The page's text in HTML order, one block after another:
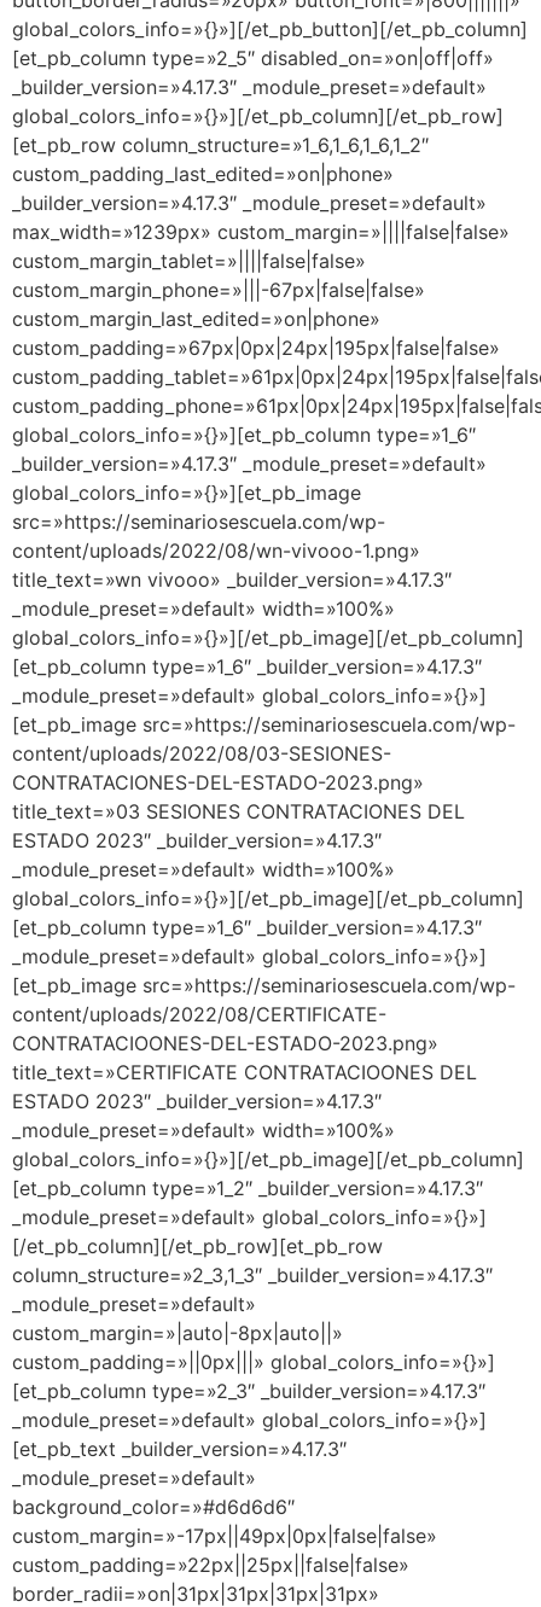
global_colors_info=»{}»][/et_pb_button][/et_pb_column]
[et_pb_column type=»2_5″ disabled_on=»on|off|off»
_builder_version=»4.17.3″ _module_preset=»default»
global_colors_info=»{}»][/et_pb_column][/et_pb_row]
[et_pb_row column_structure=»1_6,1_6,1_6,1_2″
custom_padding_last_edited=»on|phone»
_builder_version=»4.17.3″ _module_preset=»default»
max_width=»1239px» custom_margin=»||||false|false»
custom_margin_tablet=»||||false|false»
custom_margin_phone=»|||-67px|false|false»
custom_margin_last_edited=»on|phone»
custom_padding=»67px|0px|24px|195px|false|false»
global_colors_info=»{}»][et_pb_column type=»1_6″
_builder_version=»4.17.3″ _module_preset=»default»
global_colors_info=»{}»][et_pb_image
src=»https://seminariosescuela.com/wp-
content/uploads/2022/08/wn-vivooo-1.png»
title_text=»wn vivooo» _builder_version=»4.17.3″
_module_preset=»default» width=»100%»
global_colors_info=»{}»][/et_pb_image][/et_pb_column]
[et_pb_column type=»1_6″ _builder_version=»4.17.3″
_module_preset=»default» global_colors_info=»{}»]
[et_pb_image src=»https://seminariosescuela.com/wp-
content/uploads/2022/08/03-SESIONES-
CONTRATACIONES-DEL-ESTADO-2023.png»
title_text=»03 SESIONES CONTRATACIONES DEL
ESTADO 2023″ _builder_version=»4.17.3″
_module_preset=»default» width=»100%»
global_colors_info=»{}»][/et_pb_image][/et_pb_column]
[et_pb_column type=»1_6″ _builder_version=»4.17.3″
_module_preset=»default» global_colors_info=»{}»]
[et_pb_image src=»https://seminariosescuela.com/wp-
content/uploads/2022/08/CERTIFICATE-
CONTRATACIOONES-DEL-ESTADO-2023.png»
title_text=»CERTIFICATE CONTRATACIOONES DEL
ESTADO 2023″ _builder_version=»4.17.3″
_module_preset=»default» width=»100%»
global_colors_info=»{}»][/et_pb_image][/et_pb_column]
[et_pb_column type=»1_2″ _builder_version=»4.17.3″
_module_preset=»default» global_colors_info=»{}»]
[/et_pb_column][/et_pb_row][et_pb_row
column_structure=»2_3,1_3″ _builder_version=»4.17.3″
_module_preset=»default»
custom_margin=»|auto|-8px|auto||»
custom_padding=»||0px|||» global_colors_info=»{}»]
[et_pb_column type=»2_3″ _builder_version=»4.17.3″
_module_preset=»default» global_colors_info=»{}»]
[et_pb_text _builder_version=»4.17.3″
_module_preset=»default»
background_color=»#d6d6d6″
custom_margin=»-17px||49px|0px|false|false»
custom_padding=»22px||25px||false|false»
border_radii=»on|31px|31px|31px|31px»